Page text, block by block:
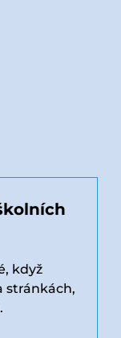
když
stránkách,